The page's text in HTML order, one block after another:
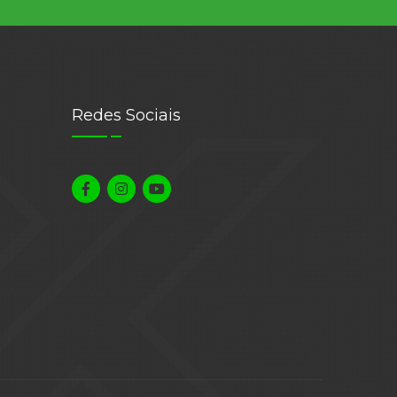
Redes Sociais